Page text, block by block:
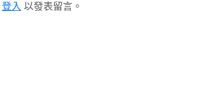
登入 以發表留言。